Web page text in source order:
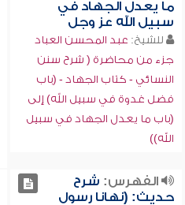
ما يعدل الجهاد في
سبيل الله عز وجل
للشيخ: عبد المحسن العباد
جزء من محاضرة ( شرح سنن
النسائي - كتاب الجهاد - (باب
فضل غدوة في سبيل الله) إلى
(باب ما يعدل الجهاد في سبيل
الله))
الفهرس: شرح
حديث: (نهانا رسول